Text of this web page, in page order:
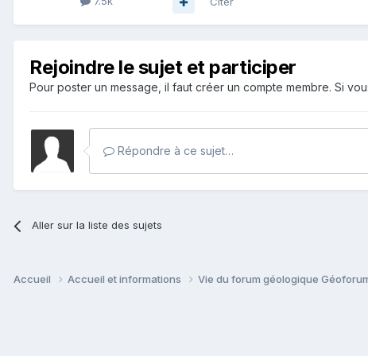
Rejoindre le sujet et participer
Pour poster un message, il faut créer un compte membre. Si
Répondre à ce sujet…
Aller sur la liste des sujets
Accueil Accueil et informations Vie du forum géologique